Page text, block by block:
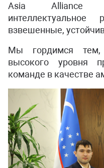
Asia Alliance
взвешенные,
Мы гордимся тем,
высокого уровня
команде в качестве